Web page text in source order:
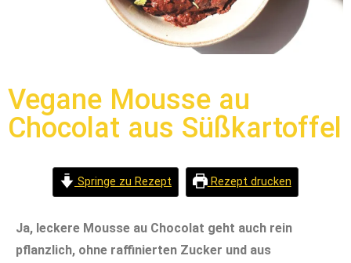
Vegane Mousse au
Chocolat aus Süßkartoffel
Springe zu Rezept Rezept drucken
Ja, leckere Mousse au Chocolat geht auch rein
pflanzlich, ohne raffinierten Zucker und aus